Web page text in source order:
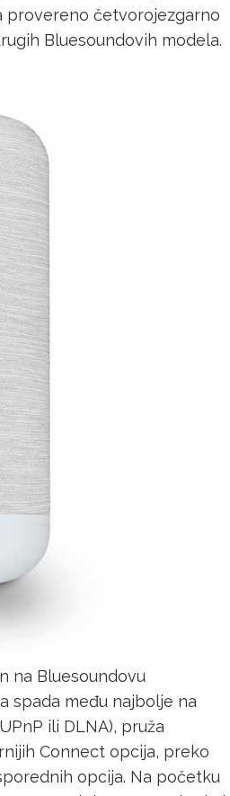
provereno četvorojezgarno
Bluesoundovih modela.
na Bluesoundovu
spada među najbolje na
ili DLNA), pruža
Connect opcija, preko
opcija. Na početku